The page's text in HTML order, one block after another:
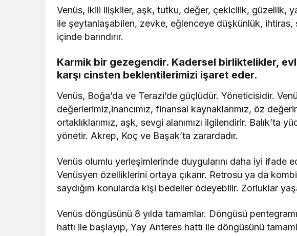
Venüs, ikili ilişkiler, aşk, tutku, değer, çekicilik, güzellik,
ile şeytanlaşabilen, zevke, eğlenceye düşkünlük,
içinde barındırır.
Karmik bir gezegendir. Kadersel birliktelikler,
karşı cinsten beklentilerimizi işaret eder.
Venüs, Boğa’da ve Terazi’de güçlüdür. Yöneticisidir.
değerlerimiz,inancımız, finansal kaynaklarımız, öz
ortaklıklarımız, aşk, sevgi alanımızı ilgilendirir. Balık’ta
yönetir. Akrep, Koç ve Başak’ta zarardadır.
Venüs olumlu yerleşimlerinde duygularını daha iyi ifade
Venüsyen özelliklerini ortaya çıkarır. Retrosu ya da
saydığım konularda kişi bedeller ödeyebilir. Zorluklar
Venüs döngüsünü 8 yılda tamamlar. Döngüsü
hattı ile başlayıp, Yay Anteres hattı ile döngüsünü